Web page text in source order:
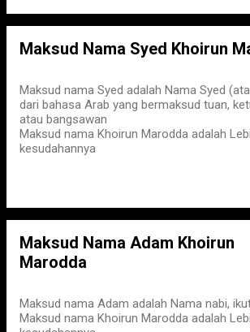
Maksud Nama Syed Khoirun
Maksud nama Syed adalah Nama Syed
dari bahasa Arab yang bermaksud tuan,
atau bangsawan
Maksud nama Khoirun Marodda adalah
kesudahannya
Maksud Nama Adam Khoirun
Marodda
Maksud nama Adam adalah Nama nabi,
Maksud nama Khoirun Marodda adalah